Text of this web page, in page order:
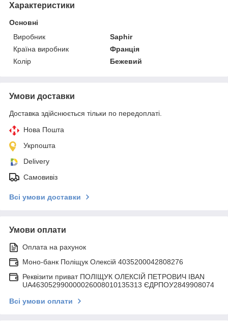
Характеристики
Основні
Виробник
Saphir
Країна виробник
Франція
Колір
Бежевий
Умови доставки
Доставка здійснюється тільки по передоплаті.
Нова Пошта
Укрпошта
Delivery
Самовивіз
Всі умови доставки
Умови оплати
Оплата на рахунок
Моно-банк Поліщук Олексій 4035200042808276
Реквізити приват ПОЛІЩУК ОЛЕКСІЙ ПЕТРОВИЧ IBAN
UA463052990000026008010135313 ЄДРПОУ2849908074
Всі умови оплати